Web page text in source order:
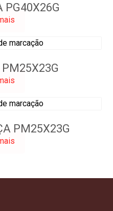
PG40X26G
PM25X23G
PM25X23G